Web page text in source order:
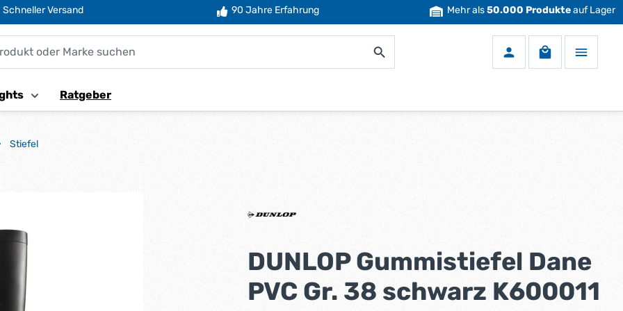
Schneller Versand 90 Jahre Erfahrung Mehr als50.000 Produkteauf Lager
Warenkorb
Ratgeber
Stiefel
DUNLOP Gummistiefel Dane
PVC Gr. 38 schwarz K600011